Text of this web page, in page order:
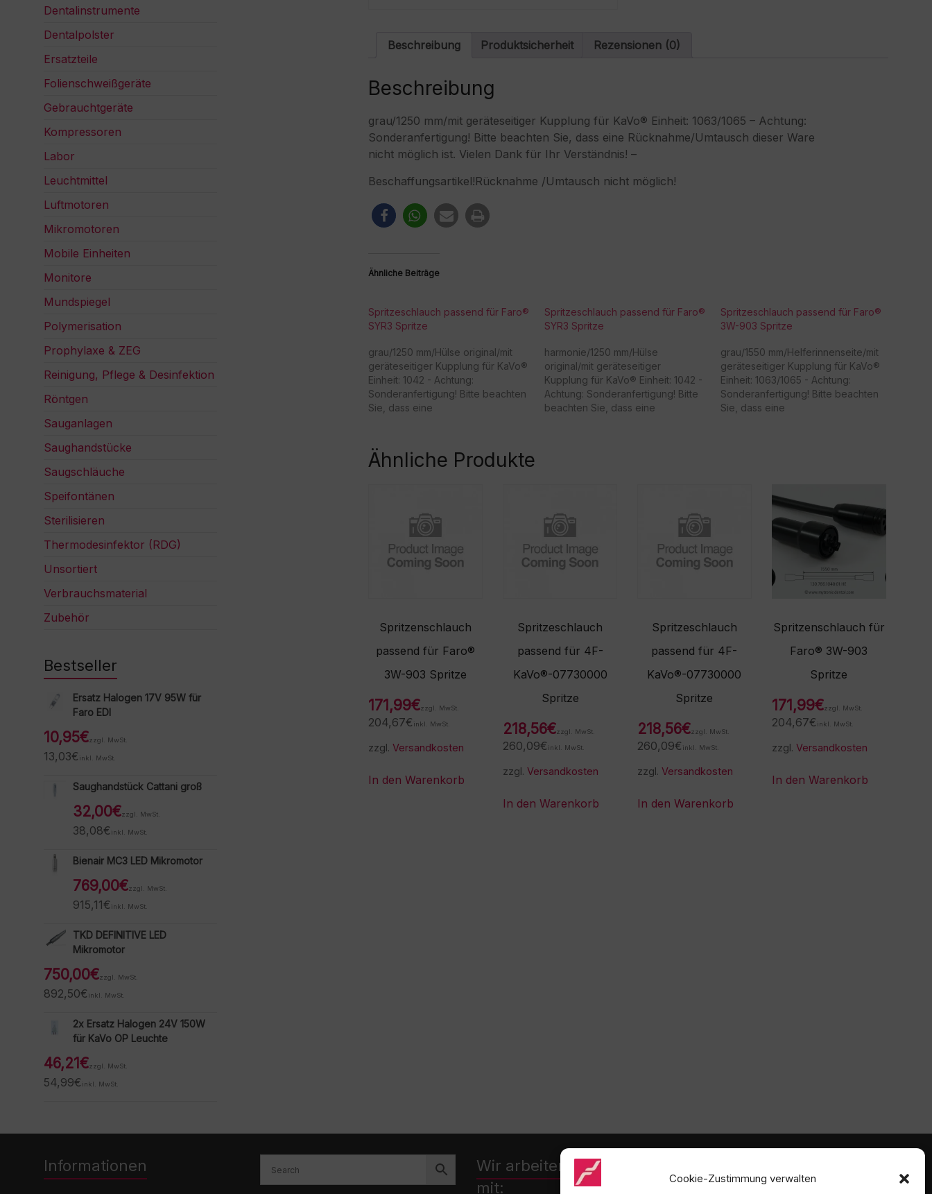
Cookie-Zustimmung verwalten
Beschreibung Produktsicherheit Rezensionen (0)
Beschreibung
grau/1250 mm/mit geräteseitiger Kupplung für KaVo® Einheit: 1063/1065 – Achtung:
Sonderanfertigung! Bitte beachten Sie, dass eine Rücknahme/Umtausch dieser Ware
nicht möglich ist. Vielen Dank für Ihr Verständnis! –
Beschaffungsartikel!Rücknahme /Umtausch nicht möglich!
Ähnliche Beiträge
Spritzeschlauch passend für Faro®
SYR3 Spritze
grau/1250 mm/Hülse original/mit
geräteseitiger Kupplung für KaVo®
Einheit: 1042 - Achtung:
Sonderanfertigung! Bitte beachten
Sie, dass eine
Verständnis! -
Beschaffungsartikel!Rücknahme
Spritzeschlauch passend für Faro®
SYR3 Spritze
harmonie/1250 mm/Hülse
original/mit geräteseitiger
Kupplung für KaVo® Einheit: 1042 -
Achtung: Sonderanfertigung! Bitte
beachten Sie, dass eine
Spritzeschlauch passend für Faro®
3W-903 Spritze
grau/1550 mm/Helferinnenseite/mit
geräteseitiger Kupplung für KaVo®
Einheit: 1063/1065 - Achtung:
Sonderanfertigung! Bitte beachten
Sie, dass eine
Ähnliche Produkte
Spritzenschlauch
passend für Faro®
3W-903 Spritze
171,99€zzgl. MwSt.
204,67€ inkl. MwSt.
zzgl. Versandkosten
In den Warenkorb
Spritzeschlauch
passend für 4F-
KaVo®-07730000
Spritze
218,56€zzgl. MwSt.
260,09€ inkl. MwSt.
zzgl. Versandkosten
In den Warenkorb
Spritzeschlauch
passend für 4F-
KaVo®-07730000
Spritze
218,56€zzgl. MwSt.
260,09€ inkl. MwSt.
zzgl. Versandkosten
In den Warenkorb
Spritzenschlauch für
Faro® 3W-903
Spritze
171,99€zzgl. MwSt.
204,67€ inkl. MwSt.
zzgl. Versandkosten
In den Warenkorb
Dentalinstrumente
Dentalpolster
Ersatzteile
Folienschweißgeräte
Gebrauchtgeräte
Kompressoren
Labor
Leuchtmittel
Luftmotoren
Mikromotoren
Mobile Einheiten
Monitore
Mundspiegel
Polymerisation
Prophylaxe & ZEG
Reinigung, Pflege & Desinfektion
Röntgen
Sauganlagen
Saughandstücke
Saugschläuche
Speifontänen
Sterilisieren
Thermodesinfektor (RDG)
Unsortiert
Verbrauchsmaterial
Zubehör
Bestseller
Ersatz Halogen 17V 95W für
Faro EDI
10,95€zzgl. MwSt.
13,03€ inkl. MwSt.
Saughandstück Cattani groß
32,00€zzgl. MwSt.
38,08€ inkl. MwSt.
Bienair MC3 LED Mikromotor
769,00€zzgl. MwSt.
915,11€ inkl. MwSt.
TKD DEFINITIVE LED
Mikromotor
750,00€zzgl. MwSt.
892,50€ inkl. MwSt.
2x Ersatz Halogen 24V 150W
für KaVo OP Leuchte
46,21€zzgl. MwSt.
54,99€ inkl. MwSt.
Informationen
Wir arbeiten zusammen
mit: